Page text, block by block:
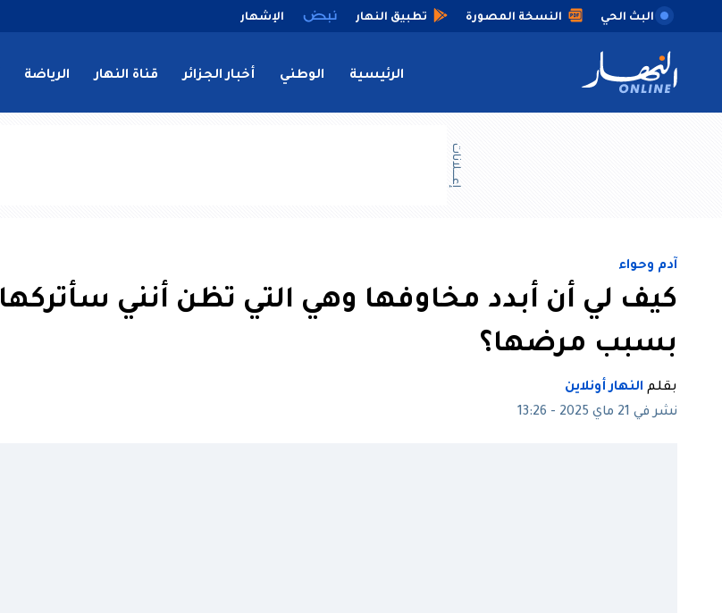
البث الحي النسخة المصورة تطبيق النهار الإشهار
الرئيسية الوطني أخبار الجزائر قناة النهار الرياضة
إعــــلانات
آدم وحواء
كيف لي أن أبدد مخاوفها وهي التي تظن أنني سأتركها
بسبب مرضها؟
بقلم النهار أونلاين
نشر في 21 ماي 2025 - 13:26